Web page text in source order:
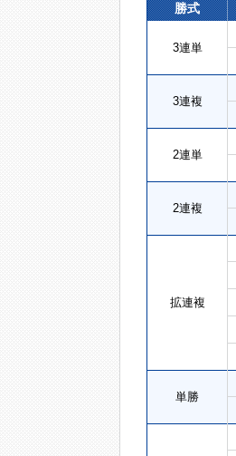
勝式
3連単
3連複
2連単
2連複
拡連複
単勝